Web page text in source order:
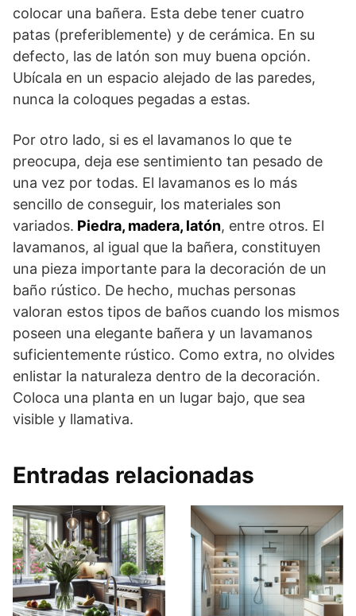
colocar una bañera. Esta debe tener cuatro
patas (preferiblemente) y de cerámica. En su
defecto, las de latón son muy buena opción.
Ubícala en un espacio alejado de las paredes,
nunca la coloques pegadas a estas.
Por otro lado, si es el lavamanos lo que te
preocupa, deja ese sentimiento tan pesado de
una vez por todas. El lavamanos es lo más
sencillo de conseguir, los materiales son
variados. Piedra, madera, latón, entre otros. El
lavamanos, al igual que la bañera, constituyen
una pieza importante para la decoración de un
baño rústico. De hecho, muchas personas
valoran estos tipos de baños cuando los mismos
poseen una elegante bañera y un lavamanos
suficientemente rústico. Como extra, no olvides
enlistar la naturaleza dentro de la decoración.
Coloca una planta en un lugar bajo, que sea
visible y llamativa.
Entradas relacionadas